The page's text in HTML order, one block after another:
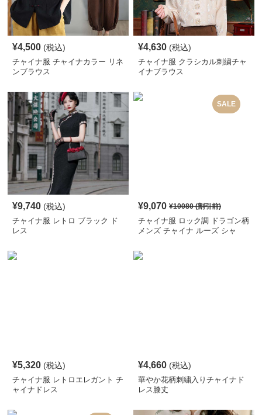
¥4,500 (税込)
チャイナ服 チャイナカラー リネ
ンブラウス
¥4,630 (税込)
チャイナ服 クラシカル刺繍チャ
イナブラウス
¥9,740 (税込)
チャイナ服 レトロ ブラック ド
レス
SALE
¥9,070 ¥10080(割引前)
チャイナ服 ロック調 ドラゴン柄
メンズ チャイナ ルーズ シャ
¥5,320 (税込)
チャイナ服 レトロエレガント チ
ャイナドレス
¥4,660 (税込)
華やか花柄刺繍入りチャイナド
レス膝丈